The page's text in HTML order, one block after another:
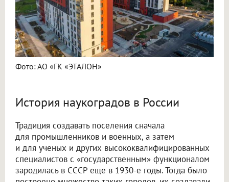
Фото: АО «ГК «ЭТАЛОН»
История наукоградов в России
Традиция создавать поселения сначала
для промышленников и военных, а затем
и для ученых и других высококвалифицированных
специалистов с «государственным» функционалом
зародилась в СССР еще в 1930-е годы. Тогда было